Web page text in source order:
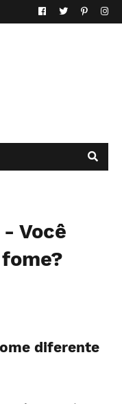
Contato
Você
diferente